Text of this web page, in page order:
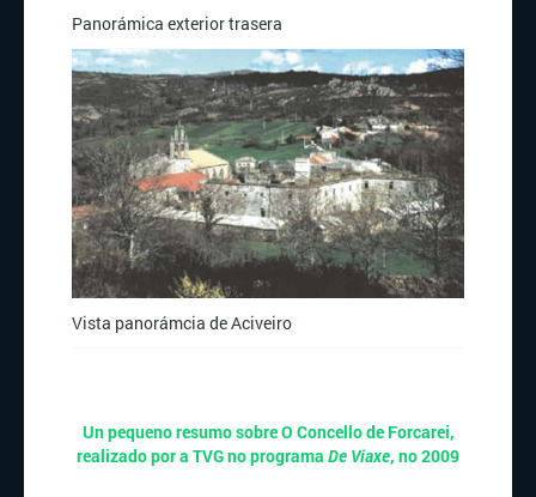
Panorámica exterior trasera
Vista panorámcia de Aciveiro
Un pequeno resumo sobre O Concello de Forcarei,
realizado por a TVG no programa De Viaxe, no 2009